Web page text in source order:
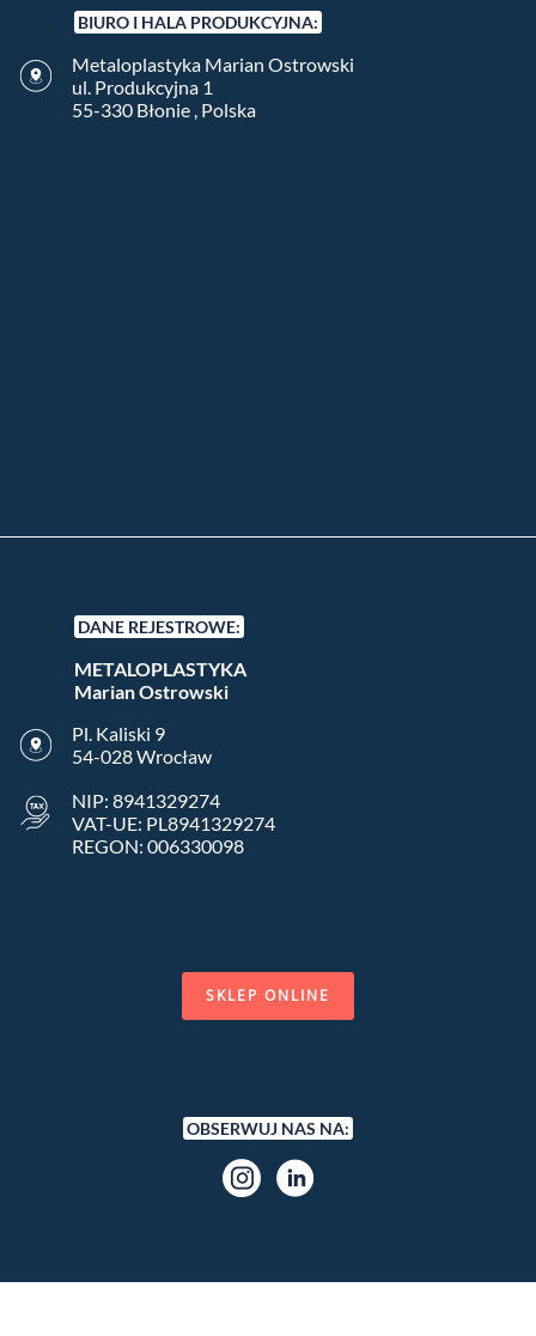
BIURO I HALA PRODUKCYJNA:
Metaloplastyka Marian Ostrowski
ul. Produkcyjna 1
55-330 Błonie , Polska
DANE REJESTROWE:
METALOPLASTYKA
Marian Ostrowski
Pl. Kaliski 9
54-028 Wrocław
NIP: 8941329274
VAT-UE: PL8941329274
REGON: 006330098
SKLEP ONLINE
OBSERWUJ NAS NA:
InstagramLinkedIn